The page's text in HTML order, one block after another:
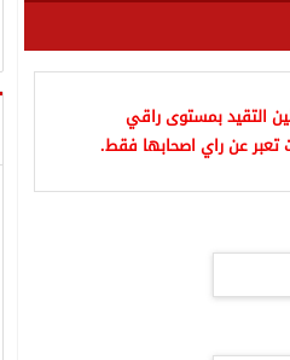
التقيد بمستوى راقي
تعبر عن راي اصحابها فقط.